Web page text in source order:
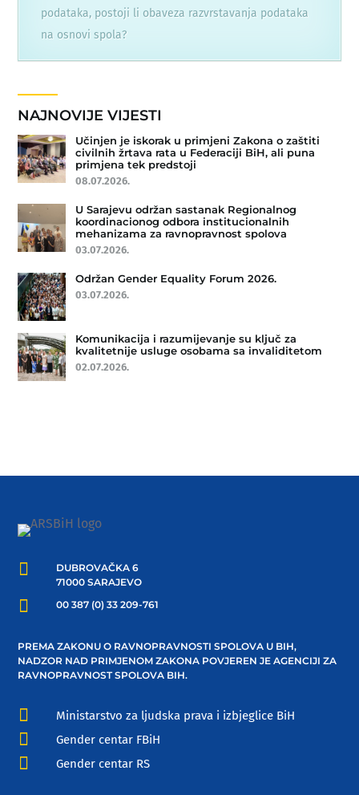
podataka, postoji li obaveza razvrstavanja podataka
na osnovi spola?
NAJNOVIJE VIJESTI
Učinjen je iskorak u primjeni Zakona o zaštiti
civilnih žrtava rata u Federaciji BiH, ali puna
primjena tek predstoji
08.07.2026.
U Sarajevu održan sastanak Regionalnog
koordinacionog odbora institucionalnih
mehanizama za ravnopravnost spolova
03.07.2026.
Održan Gender Equality Forum 2026.
03.07.2026.
Komunikacija i razumijevanje su ključ za
kvalitetnije usluge osobama sa invaliditetom
02.07.2026.

DUBROVAČKA 6
71000 SARAJEVO
 00 387 (0) 33 209-761
PREMA ZAKONU O RAVNOPRAVNOSTI SPOLOVA U BIH,
NADZOR NAD PRIMJENOM ZAKONA POVJEREN JE AGENCIJI ZA
RAVNOPRAVNOST SPOLOVA BIH.
 Ministarstvo za ljudska prava i izbjeglice BiH
 Gender centar FBiH
 Gender centar RS